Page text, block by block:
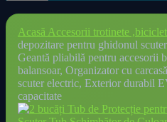
Acasă Accesorii trotinete
depozitare pentru ghidonul
Geantă pliabilă pentru accesorii
balansoar, Organizator cu
scuter electric, Exterior durabil
capacitate